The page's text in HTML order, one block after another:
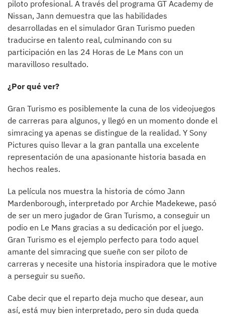
piloto profesional. A través del programa GT Academy de
Nissan, Jann demuestra que las habilidades
desarrolladas en el simulador Gran Turismo pueden
traducirse en talento real, culminando con su
participación en las 24 Horas de Le Mans con un
maravilloso resultado.
¿Por qué ver?
Gran Turismo es posiblemente la cuna de los videojuegos
de carreras para algunos, y llegó en un momento donde el
simracing ya apenas se distingue de la realidad. Y Sony
Pictures quiso llevar a la gran pantalla una excelente
representación de una apasionante historia basada en
hechos reales.
La película nos muestra la historia de cómo Jann
Mardenborough, interpretado por Archie Madekewe, pasó
de ser un mero jugador de Gran Turismo, a conseguir un
podio en Le Mans gracias a su dedicación por el juego.
Gran Turismo es el ejemplo perfecto para todo aquel
amante del simracing que sueñe con ser piloto de
carreras y necesite una historia inspiradora que le motive
a perseguir su sueño.
Cabe decir que el reparto deja mucho que desear, aun
así, está muy bien interpretado, pero sin duda queda